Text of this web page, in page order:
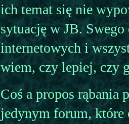
ich temat się nie
sytuację w JB.
internetowych i
wiem, czy lepiej, czy
Coś a propos rąbania
jedynym forum, które